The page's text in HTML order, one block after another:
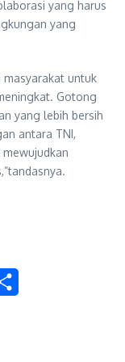
yang harus
yang
masyarakat untuk
Gotong
yang lebih bersih
antara TNI,